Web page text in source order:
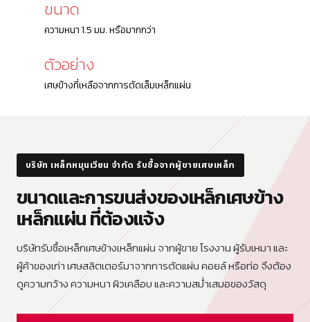
ขนาด
ความหนา 1.5 มม. หรือมากกว่า
ตัวอย่าง
เศษข้างที่เหลือจากการตัดเล็มเหล็กแผ่น
บริษัท เหล็กหมุนเวียน จำกัด รับซื้อจากผู้ขายเศษเหล็ก
ขนาดและการขนส่งของเหล็กเศษข้าง
เหล็กแผ่น ที่ต้องแจ้ง
บริษัทรับซื้อเหล็กเศษข้างเหล็กแผ่น จากผู้ขาย โรงงาน ผู้รับเหมา และ
ผู้ค้าของเก่า เศษสลิตเตอร์มาจากการตัดแผ่น คอยล์ หรือท่อ จึงต้อง
ดูความกว้าง ความหนา ผิวเคลือบ และความสม่ำเสมอของวัสดุ